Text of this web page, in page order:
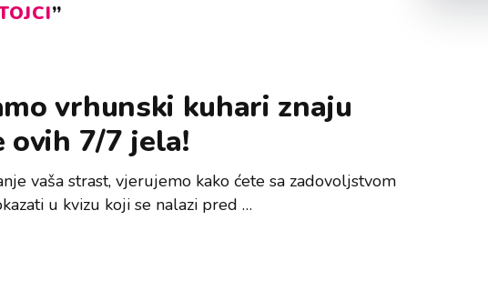
”
vrhunski kuhari znaju
ovih 7/7 jela!
vaša strast, vjerujemo kako ćete sa zadovoljstvom
u kvizu koji se nalazi pred …